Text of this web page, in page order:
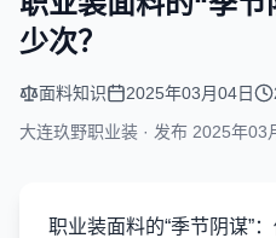
少次？
面料知识 2025年03月04日
大连玖野职业装 · 发布 2025年03
职业装面料的“季节阴谋”